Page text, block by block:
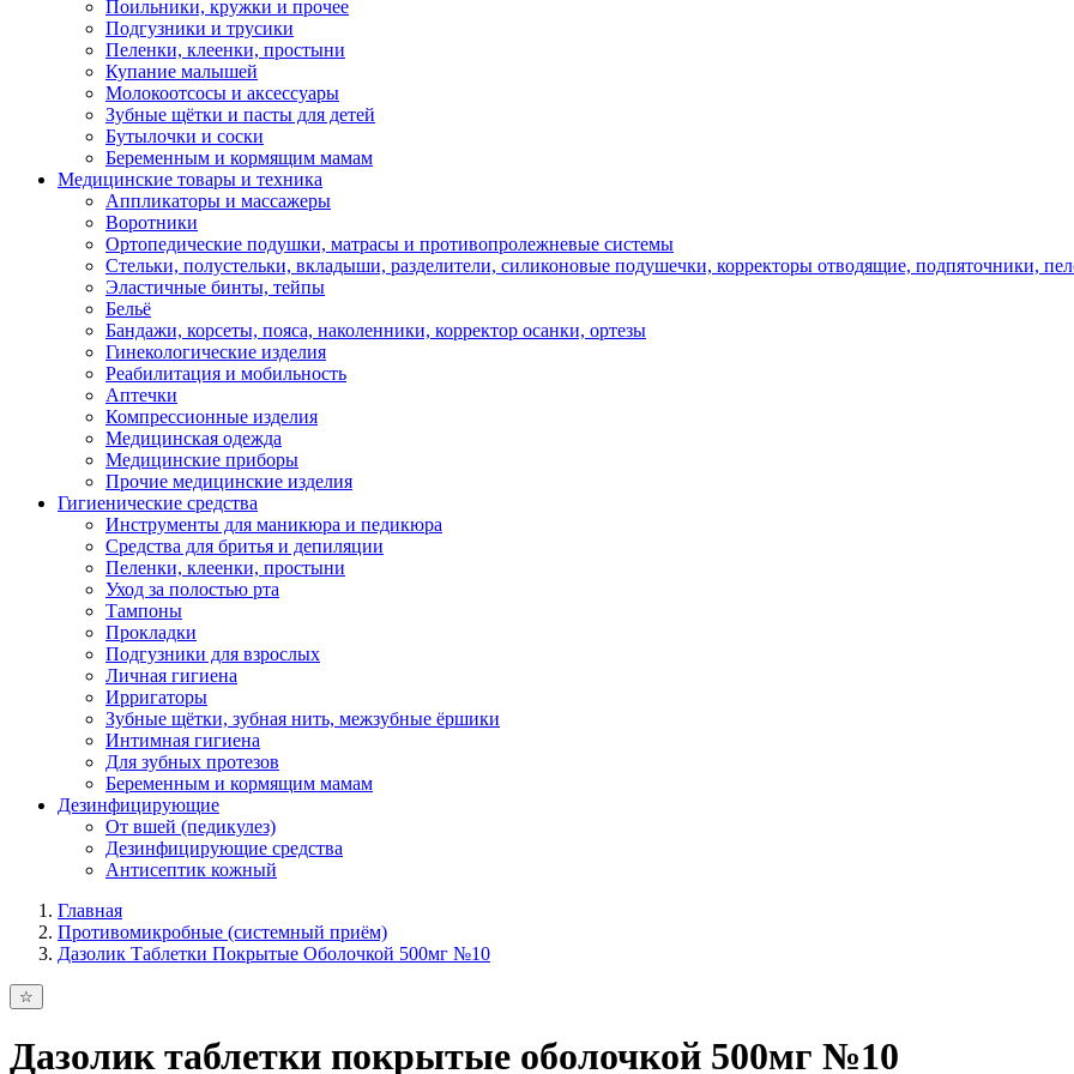
Поильники, кружки и прочее
Подгузники и трусики
Пеленки, клеенки, простыни
Купание малышей
Молокоотсосы и аксессуары
Зубные щётки и пасты для детей
Бутылочки и соски
Беременным и кормящим мамам
Медицинские товары и техника
Аппликаторы и массажеры
Воротники
Ортопедические подушки, матрасы и противопролежневые системы
Стельки, полустельки, вкладыши, разделители, силиконовые подушечки, корректоры отводящие, подпяточники,
Эластичные бинты, тейпы
Бельё
Бандажи, корсеты, пояса, наколенники, корректор осанки, ортезы
Гинекологические изделия
Реабилитация и мобильность
Аптечки
Компрессионные изделия
Медицинская одежда
Медицинские приборы
Прочие медицинские изделия
Гигиенические средства
Инструменты для маникюра и педикюра
Средства для бритья и депиляции
Пеленки, клеенки, простыни
Уход за полостью рта
Тампоны
Прокладки
Подгузники для взрослых
Личная гигиена
Ирригаторы
Зубные щётки, зубная нить, межзубные ёршики
Интимная гигиена
Для зубных протезов
Беременным и кормящим мамам
Дезинфицирующие
От вшей (педикулез)
Дезинфицирующие средства
Антисептик кожный
Главная
Противомикробные (системный приём)
Дазолик Таблетки Покрытые Оболочкой 500мг №10
Дазолик таблетки покрытые оболочкой 500мг №10